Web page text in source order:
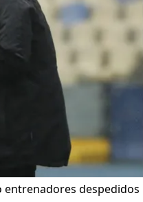
entrenadores despedidos